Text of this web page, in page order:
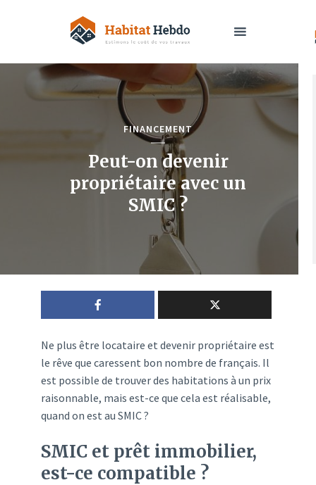
FINANCEMENT
Peut-on devenir
propriétaire avec un
SMIC ?
Ne plus être locataire et devenir propriétaire est
le rêve que caressent bon nombre de français. Il
est possible de trouver des habitations à un prix
raisonnable, mais est-ce que cela est réalisable,
quand on est au SMIC ?
SMIC et prêt immobilier,
est-ce compatible ?